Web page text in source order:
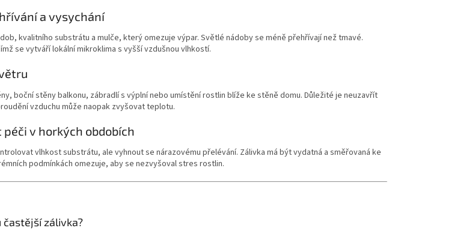
a vysychání
kvalitního substrátu a mulče, který omezuje výpar. Světlé nádoby se méně přehřívají než tmavé.
se vytváří lokální mikroklima s vyšší vzdušnou vlhkostí.
boční stěny balkonu, zábradlí s výplní nebo umístění rostlin blíže ke stěně domu. Důležité je neuzavřít
vzduchu může naopak zvyšovat teplotu.
péči v horkých obdobích
vlhkost substrátu, ale vyhnout se nárazovému přelévání. Zálivka má být vydatná a směřovaná ke
podmínkách omezuje, aby se nezvyšoval stres rostlin.
častější zálivka?